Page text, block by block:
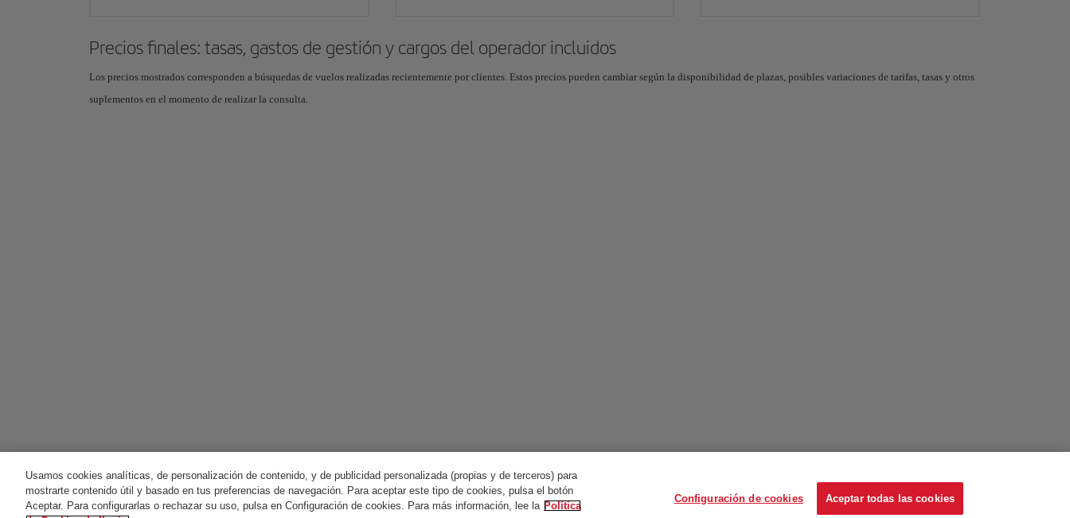
Precios finales: tasas, gastos de gestión y cargos del operador incluidos
Los precios mostrados corresponden a búsquedas de vuelos realizadas recientemente por clientes. Estos precios pueden cambiar según la disponibilidad de plazas, posibles variaciones de tarifas, tasas y otros
suplementos en el momento de realizar la consulta.
Usamos cookies analíticas, de personalización de contenido, y de publicidad personalizada (propias y de terceros) para
mostrarte contenido útil y basado en tus preferencias de navegación. Para aceptar este tipo de cookies, pulsa el botón
Aceptar. Para configurarlas o rechazar su uso, pulsa en Configuración de cookies. Para más información, lee la Política
Configuración de cookies Aceptar todas las cookies